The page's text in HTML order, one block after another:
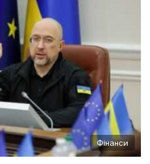
Фінанси